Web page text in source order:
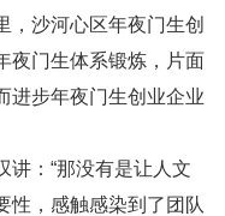
，沙河心区年夜门生创
夜门生体系锻炼，片面
进步年夜门生创业企业
：“那没有是让人文
性，感触感染到了团队